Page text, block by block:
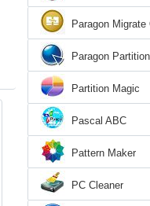
Paragon
Paragon
Partition Magic
Pascal ABC
Pattern Maker
PC Cleaner